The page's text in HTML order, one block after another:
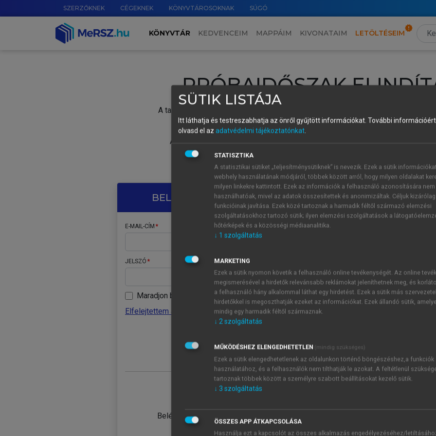
SZERZŐKNEK CÉGEKNEK KÖNYVTÁROSOKNAK SÚGÓ
KÖNYVTÁR KEDVENCEIM MAPPÁIM KIVONATAIM LETÖLTÉSEIM
PRÓBAIDŐSZAK
A tartalom megtekintéséhez lépj be a saját fiókoddal, iskolai azonosítóddal vagy
Új felhasználóként1 óra díjmentes hozzáférésrevagy
A próbaidőszak elindításához,
vagy hozz
A regisztráció után a
BELÉPÉS SAJÁT FIÓKKAL
E-MAIL-CÍM
JELSZÓ
Maradjon belépve
Elfelejtettem a jelszavamat
Belépés intézményi azonosítóval
ÚJ FIÓK
1 óra
JELSZÓ
Kérek értesítést a MeRSZ
Kérek értesítést az
SÜTIK LISTÁJA
Itt láthatja és testreszabhatja az önről gyűjtött információkat. További
olvasd el az adatvédelmi tájékoztatónkat.
STATISZTIKA
A statisztikai sütiket „teljesítménysütiknek” is nevezik. Ezek a sütik
webhely használatának módjáról, többek között arról, hogy milyen oldalakat
milyen linkekre kattintott. Ezek az információk a felhasználó azonosítására nem
használhatóak, mivel az adatok összesítettek és anonimizáltak. Céljuk
funkcióinak javítása. Ezek közé tartoznak a harmadik féltől származó elemzési
szolgáltatásokhoz tartozó sütik; ilyen elemzési szolgáltatások a
hőtérképek és a közösségi médiaanalitika.
↓ 1 szolgáltatás
MARKETING
Ezek a sütik nyomon követik a felhasználó online tevékenységét. Az online
megismerésével a hirdetők relevánsabb reklámokat jeleníthetnek meg, és
a felhasználó hány alkalommal láthat egy hirdetést. Ezek a sütik más
hirdetőkkel is megoszthatják ezeket az információkat. Ezek állandó sütik,
mindig egy harmadik féltől származnak.
↓ 2szolgáltatás
MŰKÖDÉSHEZ ELENGEDHETETLEN (mindig szükséges)
Ezek a sütik elengedhetetlenek az oldalunkon történő böngészéshez,a funkciók
használatához, és a felhasználók nem tilthatják le azokat. A feltétlenül
tartoznak többek között a személyre szabott beállításokat kezelő sütik.
↓ 3 szolgáltatás
ÖSSZES APP ÁTKAPCSOLÁSA
Használja ezt a kapcsolót az összes alkalmazás engedélyezéséhez/